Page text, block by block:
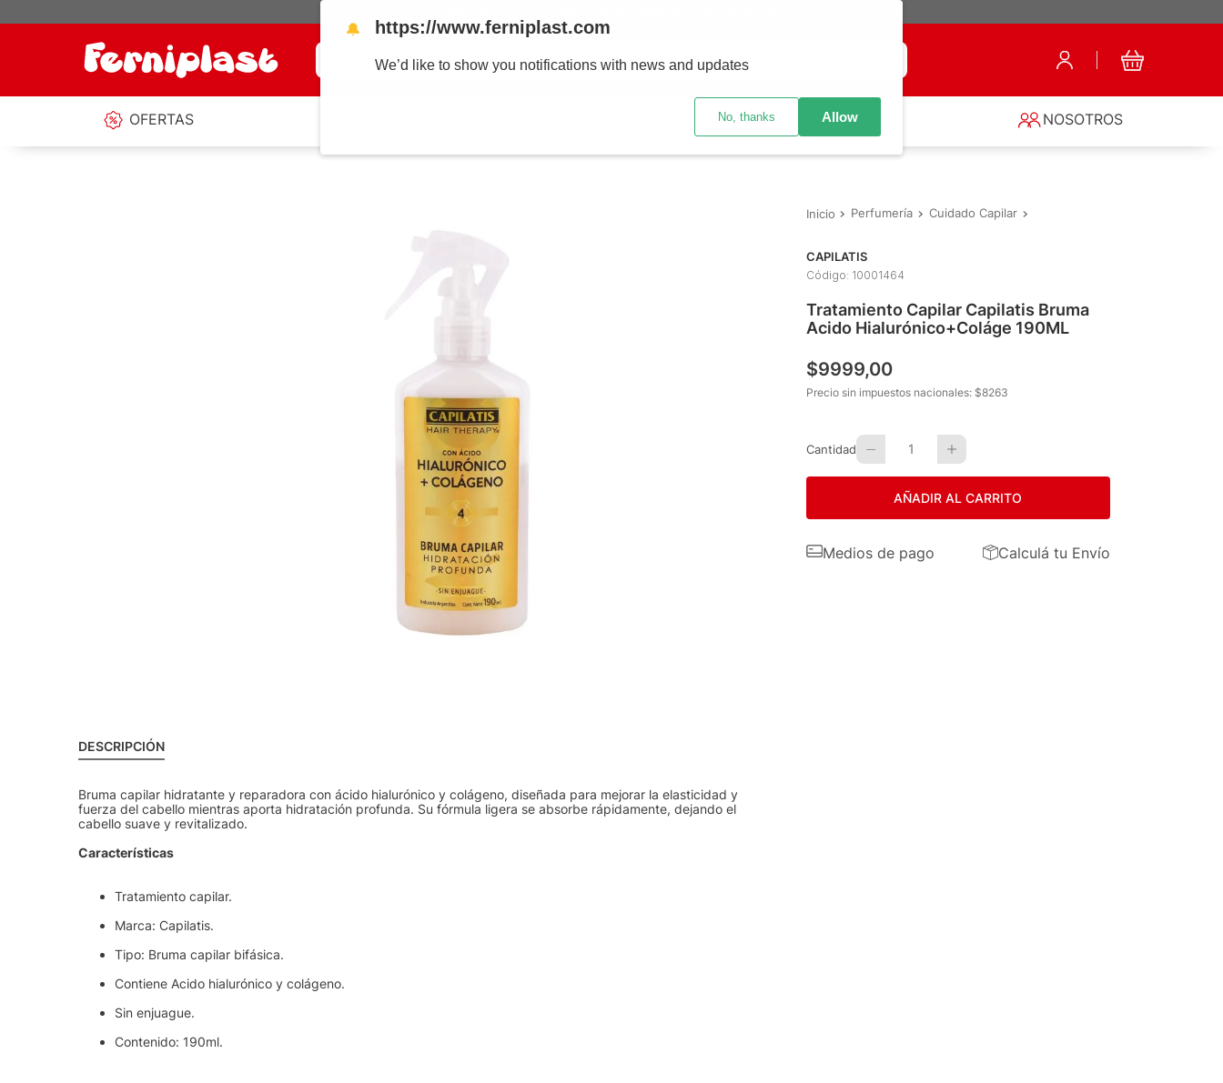
¿Qué estás buscando?
OFERTAS SUCURSALES NOSOTROS
DESCRIPCIÓN
Bruma capilar hidratante y reparadora con ácido hialurónico y colágeno, diseñada para mejorar la elasticidad y
fuerza del cabello mientras aporta hidratación profunda. Su fórmula ligera se absorbe rápidamente, dejando el
cabello suave y revitalizado.
Características
Tratamiento capilar.
Marca: Capilatis.
Tipo: Bruma capilar bifásica.
Contiene Acido hialurónico y colágeno.
Sin enjuague.
Contenido: 190ml.
Perfumería Cuidado Capilar
CAPILATIS
Código: 10001464
Tratamiento Capilar Capilatis Bruma
Acido Hialurónico+Coláge 190ML
$9999,00
Precio sin impuestos nacionales: $8263
Cantidad 1
AÑADIR AL CARRITO
Medios de pago Calculá tu Envío
🔔 https://www.ferniplast.com
We’d like to show you notifications with news and updates
No, thanks Allow